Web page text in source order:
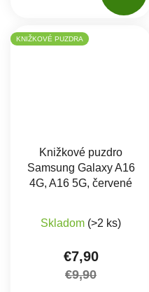
KNIŽKOVÉ PUZDRA
Knižkové puzdro
Samsung Galaxy A16
4G, A16 5G, červené
Skladom (>2 ks)
€7,90
€9,90